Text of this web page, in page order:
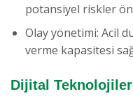
potansiyel riskler
Olay yönetimi: Acil
verme kapasitesi
Dijital